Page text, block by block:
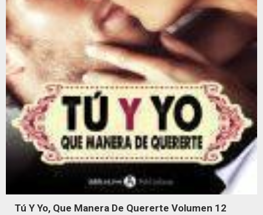
Tú Y Yo, Que Manera De Quererte Volumen 12